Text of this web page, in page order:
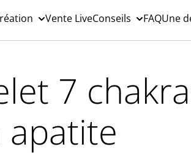
Vente LiveConseils FAQUne
7